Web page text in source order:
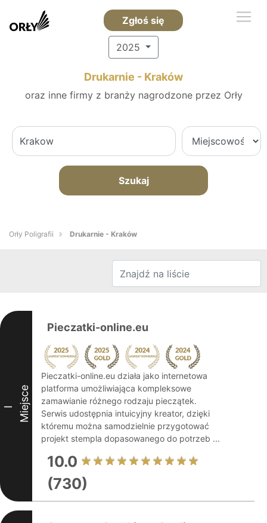
Zgłoś się
2025
Drukarnie - Kraków
oraz inne firmy z branży nagrodzone przez Orły
Szukaj
Orły Poligrafii Drukarnie - Kraków
I Miejsce
Pieczatki-online.eu
Pieczatki-online.eu działa jako internetowa
platforma umożliwiająca kompleksowe
zamawianie różnego rodzaju pieczątek.
Serwis udostępnia intuicyjny kreator, dzięki
któremu można samodzielnie przygotować
projekt stempla dopasowanego do potrzeb ...
10.0
(730)